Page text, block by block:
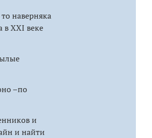
наверняка
в XXI веке
–по
и
и найти